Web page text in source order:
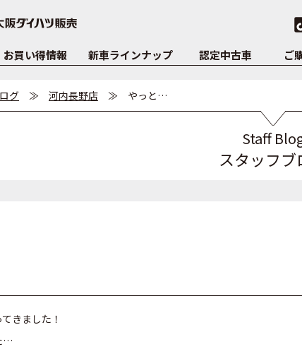
お買い得情報 新車ラインナップ 認定中古車 ご
グ 河内長野店 やっと…
Staff
スタッフブ
きました！
…